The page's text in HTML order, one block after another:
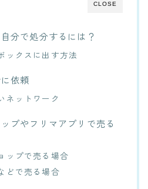
CLOSE
分で処分するには？
ックスに出す方法
依頼
ネットワーク
プやフリマアプリで売る
ップで売る場合
どで売る場合